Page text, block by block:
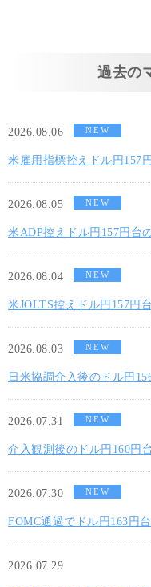
過去の
2026.08.06 NEW
米雇用指標控えドル円157
2026.08.05 NEW
米ADP控えドル円157円台
2026.08.04 NEW
米JOLTS控えドル円157円
2026.08.03 NEW
日米協調介入後のドル円
2026.07.31 NEW
介入観測後のドル円160円
2026.07.30 NEW
FOMC通過でドル円163円
2026.07.29